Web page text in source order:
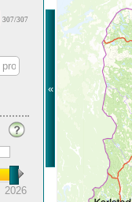
307/307
2026
«